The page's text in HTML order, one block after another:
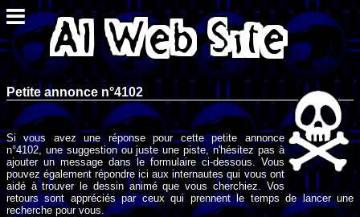
Petite annonce n°4102
Si vous avez une réponse pour cette petite annonce
n°4102, une suggestion ou juste une piste, n'hésitez pas à
ajouter un message dans le formulaire ci-dessous. Vous
pouvez également répondre ici aux internautes qui vous ont
aidé à trouver le dessin animé que vous cherchiez. Vos
retours sont appréciés par ceux qui prennent le temps de lancer une
recherche pour vous.